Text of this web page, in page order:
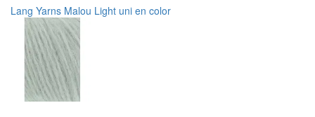
Lang Yarns Malou Light uni en color